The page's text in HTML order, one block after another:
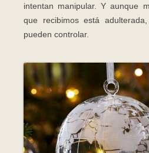
intentan manipular. Y aunque
que recibimos está
pueden controlar.